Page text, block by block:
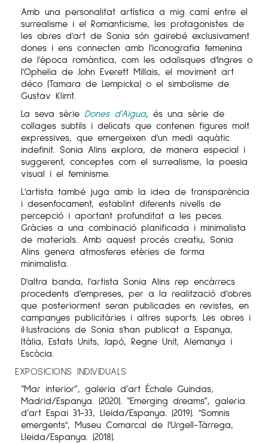
Amb una personalitat artística a mig camí entre el
surrealisme i el Romanticisme, les protagonistes de
les obres d'art de Sonia són gairebé exclusivament
dones i ens connecten amb l'iconografia femenina
de l'època romàntica, com les odalisques d'Ingres o
l'Ophelia de John Everett Millais, el moviment art
déco (Tamara de Lempicka) o el simbolisme de
Gustav Klimt.
La seva sèrie Dones d'Aigua, és una sèrie de
collages subtils i delicats que contenen figures molt
expressives, que emergeixen d'un medi aquàtic
indefinit. Sonia Alins explora, de manera especial i
suggerent, conceptes com el surrealisme, la poesia
visual i el feminisme.
L'artista també juga amb la idea de transparència
i desenfocament, establint diferents nivells de
percepció i aportant profunditat a les peces.
Gràcies a una combinació planificada i minimalista
de materials. Amb aquest procés creatiu, Sonia
Alins genera atmosferes etèries de forma
minimalista.
D'altra banda, l'artista Sonia Alins rep encàrrecs
procedents d'empreses, per a la realització d'obres
que posteriorment seran publicades en revistes, en
campanyes publicitàries i altres suports. Les obres i
il·lustracions de Sonia s'han publicat a Espanya,
Itàlia, Estats Units, Japó, Regne Unit, Alemanya i
Escòcia.
EXPOSICIONS INDIVIDUALS
“Mar interior”, galeria d’art Échale Guindas,
Madrid/Espanya. (2020). “Emerging dreams”, galeria
d’art Espai 31-33, Lleida/Espanya. (2019). "Somnis
emergents", Museu Comarcal de l'Urgell-Tàrrega,
Lleida/Espanya. (2018).